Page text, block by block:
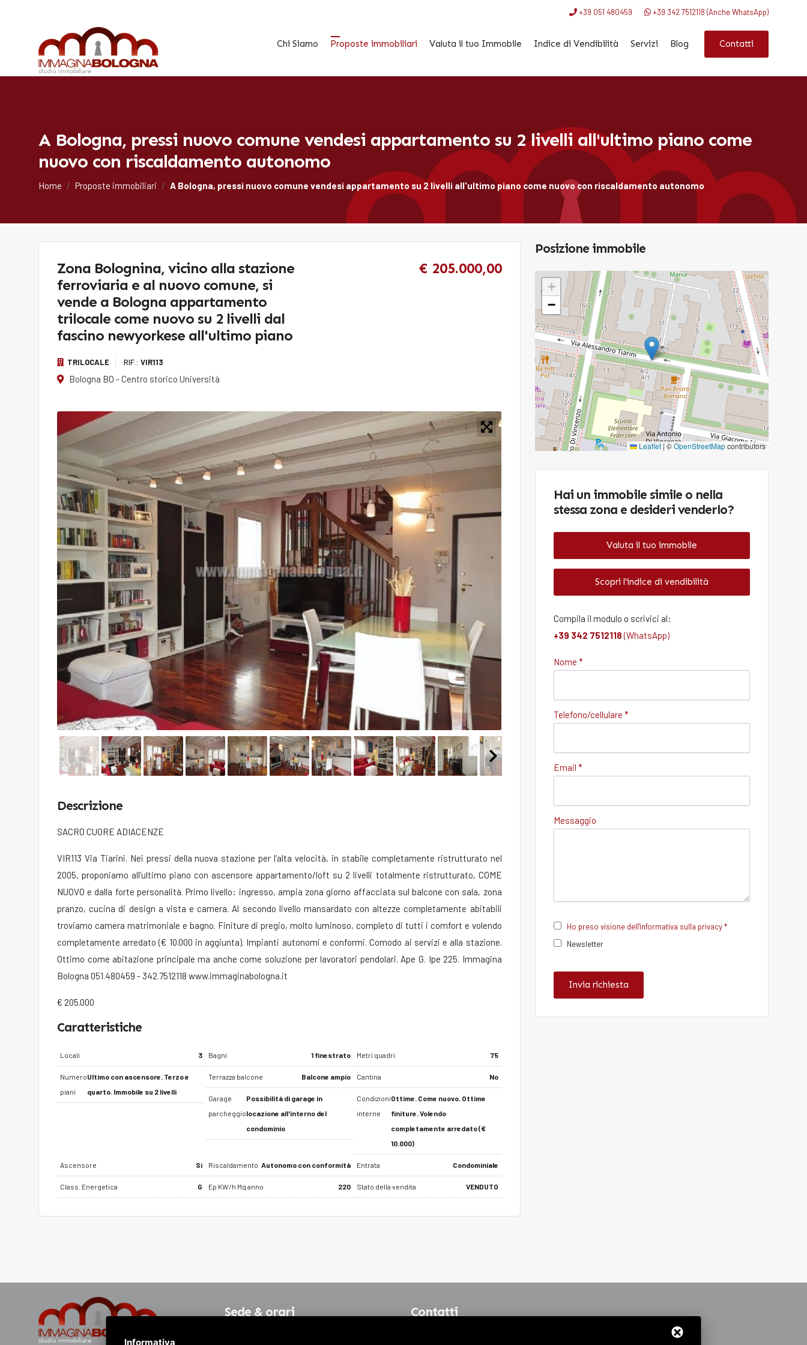
+39 051 480459 +39 342 7512118 (Anche WhatsApp)
Chi Siamo Proposte immobiliari Valuta il tuo Immobile Indice di Vendibilità Servizi Blog Contatti
A Bologna, pressi nuovo comune vendesi appartamento su 2 livelli all'ultimo piano come
nuovo con riscaldamento autonomo
Home Proposte immobiliari A Bologna, pressi nuovo comune vendesi appartamento su 2 livelli all'ultimo piano come nuovo con riscaldamento autonomo
Posizione immobile
+
−
Leaflet|©OpenStreetMapcontributors
Hai un immobile simile o nella
stessa zona e desideri venderlo?
Valuta il tuo immobile
Scopri l'indice di vendibilità
Compila il modulo o scrivici al:
+39 342 7512118(WhatsApp)
Nome *
Telefono/cellulare *
Email *
Messaggio
Ho preso visione dell'informativa sulla privacy *
Newsletter
Invia richiesta
Zona Bolognina, vicino alla stazione
ferroviaria e al nuovo comune, si
vende a Bologna appartamento
trilocale come nuovo su 2 livelli dal
fascino newyorkese all'ultimo piano
TRILOCALE RIF.: VIR113
Bologna BO - Centro storico Università
€ 205.000,00
Descrizione
SACRO CUORE ADIACENZE
VIR113 Via Tiarini. Nei pressi della nuova stazione per l’alta velocità, in stabile completamente ristrutturato nel
2005, proponiamo all’ultimo piano con ascensore appartamento/loft su 2 livelli totalmente ristrutturato, COME
NUOVO e dalla forte personalità. Primo livello: ingresso, ampia zona giorno affacciata sul balcone con sala, zona
pranzo, cucina di design a vista e camera. Al secondo livello mansardato con altezze completamente abitabili
troviamo camera matrimoniale e bagno. Finiture di pregio, molto luminoso, completo di tutti i comfort e volendo
completamente arredato (€ 10.000 in aggiunta). Impianti autonomi e conformi. Comodo ai servizi e alla stazione.
Ottimo come abitazione principale ma anche come soluzione per lavoratori pendolari. Ape G. Ipe 225. Immagina
Bologna 051.480459 - 342.7512118 www.immaginabologna.it
€ 205.000
Caratteristiche
Locali 3 Bagni 1 finestrato Metri quadri 75
Numero
piani
Ultimo con ascensore. Terzo e
quarto. Immobile su 2 livelli
Terrazza balcone Balcone ampio Cantina No
Garage
parcheggio
Possibilità di garage in
locazione all'interno del
condominio
Condizioni
interne
Ottime. Come nuovo. Ottime
finiture. Volendo
completamente arredato (€
10.000)
Ascensore Si Riscaldamento Autonomo con conformità Entrata Condominiale
Class. Energetica G Ep KW/h Mq anno 220 Stato della vendita VENDUTO
Sede & orari Contatti
Informativa